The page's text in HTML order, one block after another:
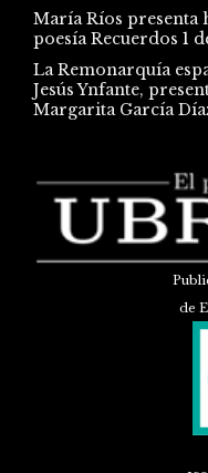
María Ríos presenta
poesía Recuerdos 1
La Remonarquía
Jesús Ynfante,
Margarita García
de